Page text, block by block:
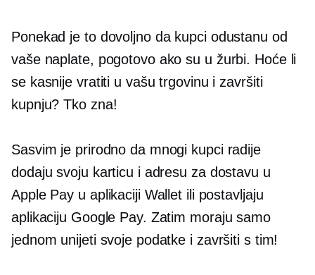
Ponekad je to dovoljno da kupci odustanu od
vaše naplate, pogotovo ako su u žurbi. Hoće li
se kasnije vratiti u vašu trgovinu i završiti
kupnju? Tko zna!
Sasvim je prirodno da mnogi kupci radije
dodaju svoju karticu i adresu za dostavu u
Apple Pay u aplikaciji Wallet ili postavljaju
aplikaciju Google Pay. Zatim moraju samo
jednom unijeti svoje podatke i završiti s tim!